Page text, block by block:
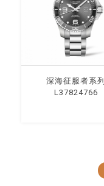
深海征服者系列
L37824766